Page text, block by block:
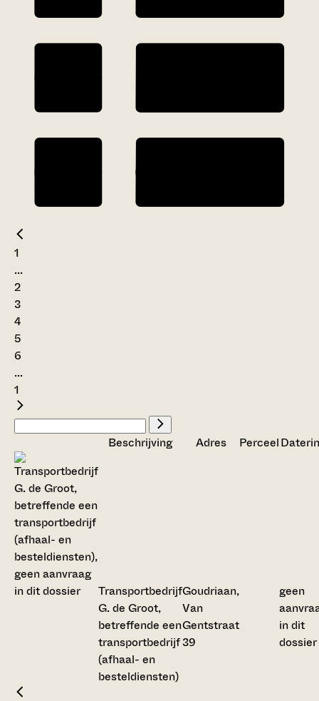
1
...
2
3
4
5
6
...
1
Beschrijving Adres Perceel
Transportbedrijf
G. de Groot,
betreffende een
transportbedrijf
(afhaal- en
besteldiensten)
Goudriaan,
Van
Gentstraat
39
geen
in dit
dossier